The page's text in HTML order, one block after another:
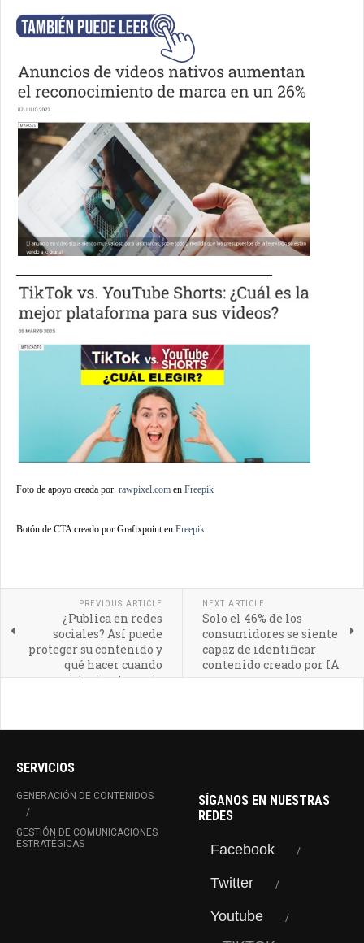
Foto de apoyo creada por rawpixel.com en Freepik
Botón de CTA creado por Grafixpoint en Freepik
PREVIOUS ARTICLE
¿Publica en redes
sociales? Así puede
proteger su contenido y
qué hacer cuando
alguien lo copia
NEXT ARTICLE
Solo el 46% de los
consumidores se siente
capaz de identificar
contenido creado por IA
SERVICIOS
GENERACIÓN DE CONTENIDOS
GESTIÓN DE COMUNICACIONES
ESTRATÉGICAS
SÍGANOS EN NUESTRAS
REDES
Facebook
Twitter
Youtube